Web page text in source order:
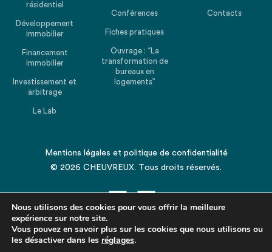
résidentiel
Développement
immobilier
Financement
immobilier
Investissement et
arbitrage
Le Lab
Conférences
Fiches pratiques
Ouvrage : “La
transformation de
bureaux en
logements”
Contacts
Mentions légales et politique de confidentialité
© 2026 CHEUVREUX. Tous droits réservés.
Revenir en haut de la page
Nous utilisons des cookies pour vous offrir la meilleure
expérience sur notre site.
Vous pouvez en savoir plus sur les cookies que nous utilisons ou
les désactiver dans les réglages.